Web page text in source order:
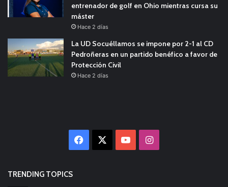
entrenador de golf en Ohio mientras cursa su
máster
Hace 2 días
La UD Socuéllamos se impone por 2-1 al CD
Pedroñeras en un partido benéfico a favor de
Protección Civil
Hace 2 días
Facebook YouTubeInstagram
TRENDING TOPICS